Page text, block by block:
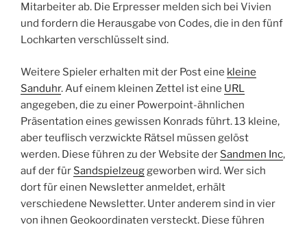
Mitarbeiter ab. Die Erpresser melden sich bei Vivien
und fordern die Herausgabe von Codes, die in den fünf
Lochkarten verschlüsselt sind.
Weitere Spieler erhalten mit der Post eine kleine
Sanduhr. Auf einem kleinen Zettel ist eine URL
angegeben, die zu einer Powerpoint-ähnlichen
Präsentation eines gewissen Konrads führt. 13 kleine,
aber teuflisch verzwickte Rätsel müssen gelöst
werden. Diese führen zu der Website der Sandmen Inc,
auf der für Sandspielzeuggeworben wird. Wer sich
dort für einen Newsletter anmeldet, erhält
verschiedene Newsletter. Unter anderem sind in vier
von ihnen Geokoordinaten versteckt. Diese führen